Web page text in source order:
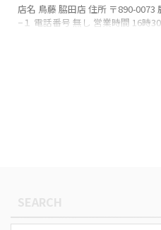
店名 鳥藤 脇田店 住所 〒890-
−１ 電話番号 無し 営業時間 16時